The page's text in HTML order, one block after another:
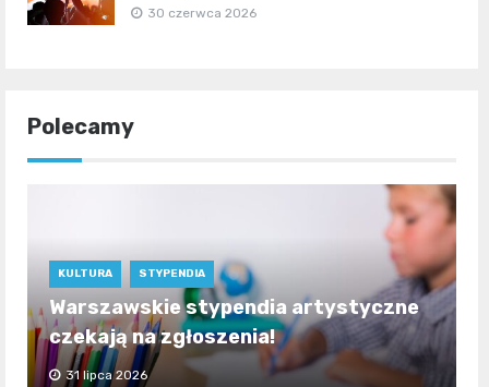
30 czerwca 2026
Polecamy
KULTURA STYPENDIA
Warszawskie stypendia artystyczne
czekają na zgłoszenia!
31 lipca 2026